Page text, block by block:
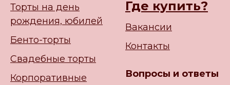
Торты на день
рождения, юбилей
Бенто-торты
Свадебные торты
Корпоративные
Где купить?
Вакансии
Контакты
Вопросы и ответы